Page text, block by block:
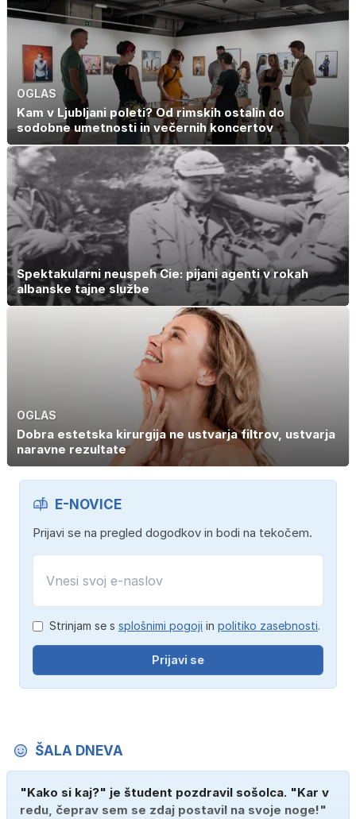
OGLAS
Kam v Ljubljani poleti? Od rimskih ostalin do
sodobne umetnosti in večernih koncertov
Spektakularni neuspeh Cie: pijani agenti v rokah
albanske tajne službe
OGLAS
Dobra estetska kirurgija ne ustvarja filtrov, ustvarja
naravne rezultate
E-NOVICE
Prijavi se na pregled dogodkov in bodi na tekočem.
Strinjam se s splošnimi pogoji in politiko zasebnosti.
Prijavi se
ŠALA DNEVA
"Kako si kaj?" je študent pozdravil sošolca. "Kar v
redu, čeprav sem se zdaj postavil na svoje noge!"